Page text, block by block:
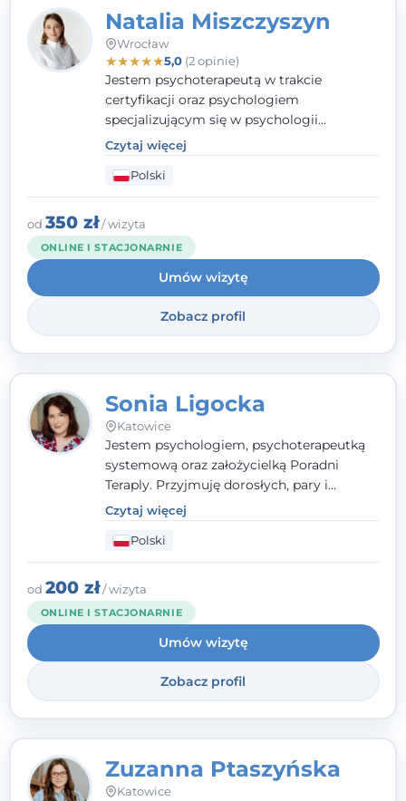
Natalia Miszczyszyn
Wrocław
★★★★★5,0(2 opinie)
Jestem psychoterapeutą w trakcie
certyfikacji oraz psychologiem
specjalizującym się w psychologii
klinicznej. Ukończyłam również studia
podyplomowe z Praktycznej Diagnozy
Psychologicznej. Aktywnie uczestniczę w
działalności Polskiego Towarzystwa
Psychiatrycznego oraz Polskiego
Towarzystwa Psychologicznego, a także
jestem członkiem nadzwyczajnym
Wielkopolskiego Towarzystwa Terapii
Systemowej.
Czytaj więcej
Polski
od 350 zł/ wizyta
ONLINE I STACJONARNIE
Umów wizytę
Zobacz profil
Sonia Ligocka
Katowice
Jestem psychologiem, psychoterapeutką
systemową oraz założycielką Poradni
Teraply. Przyjmuję dorosłych, pary i
rodziny, dobierając metody do
indywidualnych zasobów pacjenta. Wierzę
w drzemiące w Tobie zasoby, które
pozwolą Ci wyjść z kryzysu - a jeśli jeszcze
ich nie widzisz, pomogę Ci je odsłonić.
Czytaj więcej
Polski
od 200 zł/ wizyta
ONLINE I STACJONARNIE
Umów wizytę
Zobacz profil
Zuzanna Ptaszyńska
Katowice